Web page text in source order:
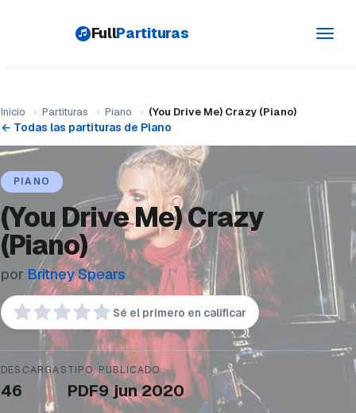
FullPartituras
Inicio › Partituras › Piano › (You Drive Me) Crazy (Piano)
← Todas las partituras de Piano
PIANO
(You Drive Me) Crazy
(Piano)
por Britney Spears
Sé el primero en calificar
DESCARGAS
46
TIPO
PDF
PUBLICADO
9 jun 2020